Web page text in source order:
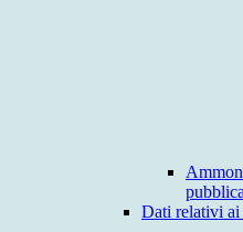
Dati relativi ai